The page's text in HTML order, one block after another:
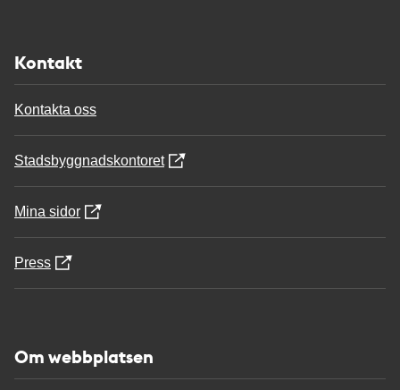
Kontakt
Kontakta oss
Stadsbyggnadskontoret
Mina sidor
Press
Om webbplatsen